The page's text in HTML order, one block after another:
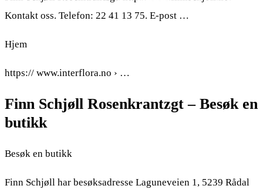
Kontakt oss. Telefon: 22 41 13 75. E-post …
Hjem
https:// www.interflora.no › …
Finn Schjøll Rosenkrantzgt – Besøk en
butikk
Besøk en butikk
Finn Schjøll har besøksadresse Laguneveien 1, 5239 Rådal